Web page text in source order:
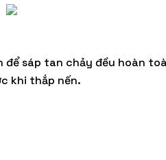
để sáp tan chảy đều hoàn
khi thắp nến.